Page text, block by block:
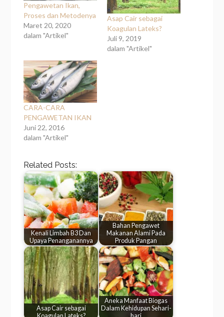
Pengawetan Ikan,
Proses dan Metodenya
Maret 20, 2020
dalam "Artikel"
Asap Cair sebagai
Koagulan Lateks?
Juli 9, 2019
dalam "Artikel"
CARA-CARA
PENGAWETAN IKAN
Juni 22, 2016
dalam "Artikel"
Related Posts:
Kenali Limbah B3 Dan
Upaya Penanganannya
Bahan Pengawet
Makanan Alami Pada
Produk Pangan
Asap Cair sebagai
Aneka Manfaat Biogas
Dalam Kehidupan Sehari-